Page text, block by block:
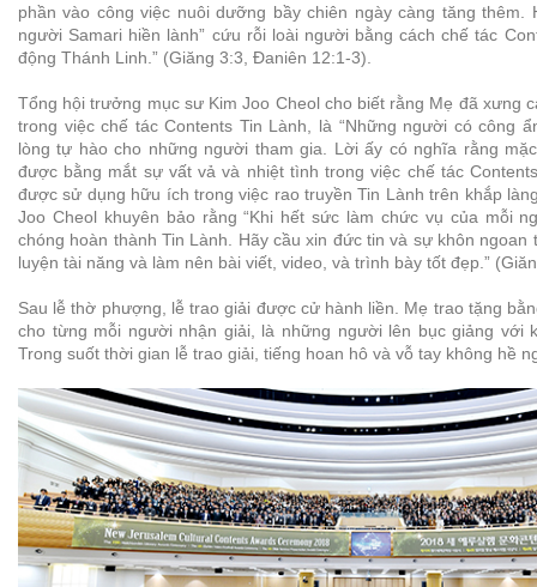
phần vào công việc nuôi dưỡng bầy chiên ngày càng tăng thêm.
người Samari hiền lành” cứu rỗi loài người bằng cách chế tác
động Thánh Linh.” (Giăng 3:3, Đaniên 12:1-3).
Tổng hội trưởng mục sư Kim Joo Cheol cho biết rằng Mẹ đã xưng
trong việc chế tác Contents Tin Lành, là “Những người có công
lòng tự hào cho những người tham gia. Lời ấy có nghĩa rằng
được bằng mắt sự vất vả và nhiệt tình trong việc chế tác
được sử dụng hữu ích trong việc rao truyền Tin Lành trên khắp
Joo Cheol khuyên bảo rằng “Khi hết sức làm chức vụ của mỗi
chóng hoàn thành Tin Lành. Hãy cầu xin đức tin và sự khôn
luyện tài năng và làm nên bài viết, video, và trình bày tốt đẹp.”
Sau lễ thờ phượng, lễ trao giải được cử hành liền. Mẹ trao tặng
cho từng mỗi người nhận giải, là những người lên bục giảng với
Trong suốt thời gian lễ trao giải, tiếng hoan hô và vỗ tay không hề